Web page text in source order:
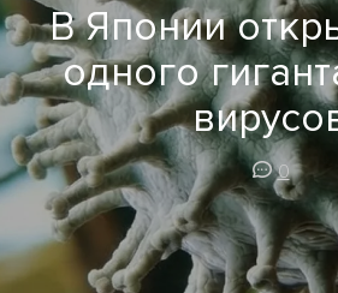
В Японии
одного
0